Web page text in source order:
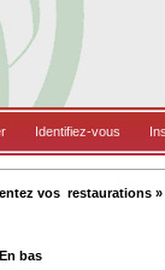
Identifiez-vous
vos  restaurations »
En bas